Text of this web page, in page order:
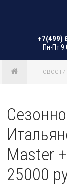
+7(499)
Пн-Пт
Новости
Master
25000